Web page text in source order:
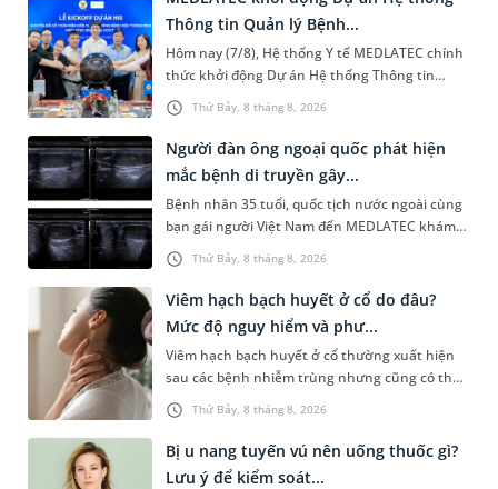
Thứ Bảy, 8 tháng 8, 2026
Thông tin Quản lý Bệnh...
Hôm nay (7/8), Hệ thống Y tế MEDLATEC chính
thức khởi động Dự án Hệ thống Thông tin
Quản lý Bệnh viện (HIS - Hospital Information
System) giai đoạn mới. Dự á...
Thứ Bảy, 8 tháng 8, 2026
Người đàn ông ngoại quốc phát hiện
mắc bệnh di truyền gây...
Bệnh nhân 35 tuổi, quốc tịch nước ngoài cùng
bạn gái người Việt Nam đến MEDLATEC khám
sức khỏe tiền hôn nhân. Qua thăm khám và
làm các xét nghiệm chuyên sâu,...
Thứ Bảy, 8 tháng 8, 2026
Viêm hạch bạch huyết ở cổ do đâu?
Mức độ nguy hiểm và phư...
Viêm hạch bạch huyết ở cổ thường xuất hiện
sau các bệnh nhiễm trùng nhưng cũng có thể
liên quan đến lao hạch hoặc ung thư. Để tìm
hiểu nguyên nhân gây viêm,...
Bị u nang tuyến vú nên uống thuốc gì?
Lưu ý để kiểm soát...